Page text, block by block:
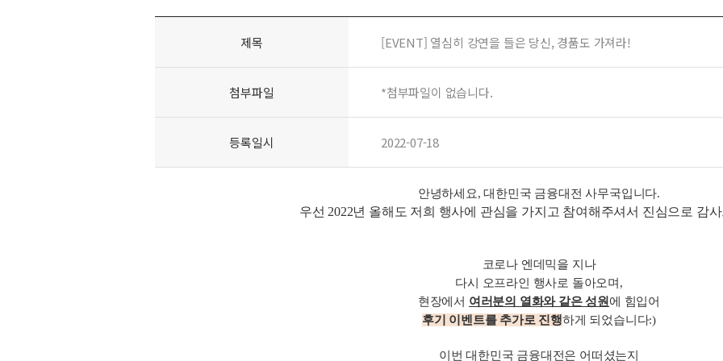
제목 [EVENT] 열심히 강연을 들은 당신, 경품도 가져라!
첨부파일 *첨부파일이 없습니다.
등록일시 2022-07-18
안녕하세요, 대한민국 금융대전 사무국입니다.
우선 2022년 올해도 저희 행사에 관심을 가지고 참여해주셔서 진심으로 감
코로나 엔데믹을 지나
다시 오프라인 행사로 돌아오며,
현장에서 여러분의 열화와 같은 성원 에 힘입어
후기 이벤트를 추가로 진행하게 되었습니다:)
이번 대한민국 금융대전은 어떠셨는지